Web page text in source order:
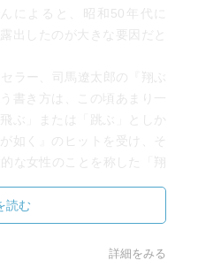
よると、昭和50年代に
出したのが大きな要因だと
ラー、司馬遼太郎の『翔ぶ
書き方は、この頃あまり一
ぶ」または「跳ぶ」としか
如く』のヒットを受け、そ
な女性のことを称した「翔
めが翔んだ日』や漫画『翔
ぶ」という書き方が、完全
し
読む
詳細をみる